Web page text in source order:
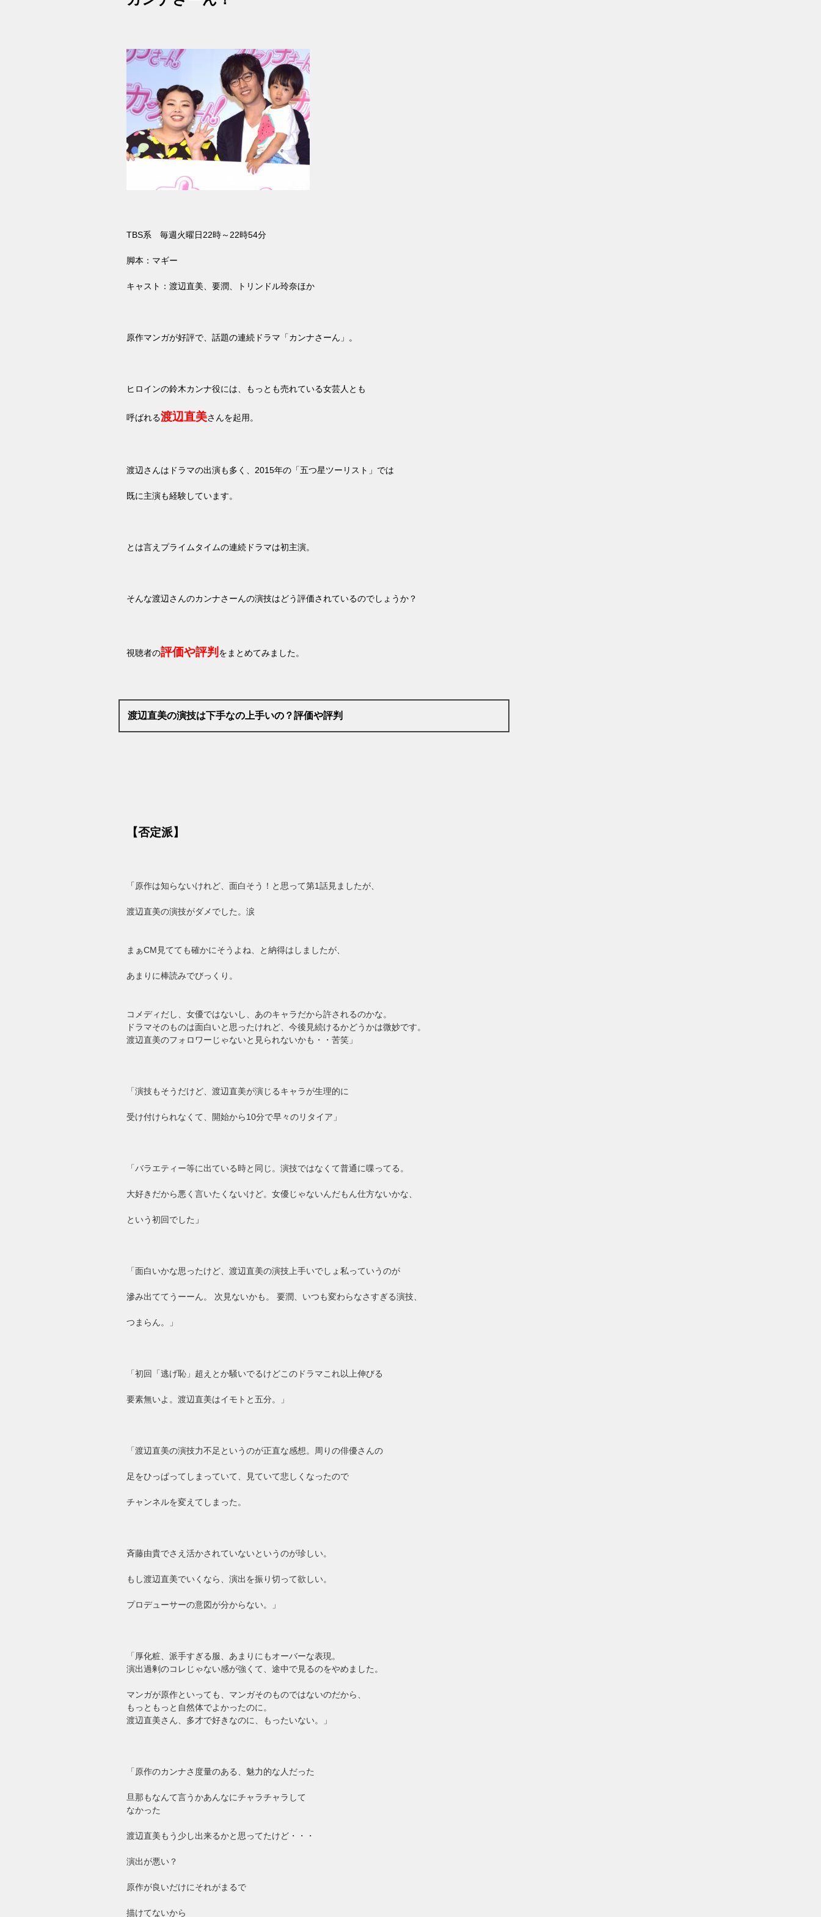
TBS系 毎週火曜日22時～ 22時54分
脚本：マギー
キャスト：渡辺直美、要潤、トリンドル玲奈ほか
原作マンガが好評で、話題の連続ドラマ「カンナさーん」。
ヒロインの鈴木カンナ役には、もっとも売れている女芸人とも
呼ばれる渡辺直美さんを起用。
渡辺さんはドラマの出演も多く、 2015年の「五つ星ツーリスト」では
既に主演も経験しています。
とは言えプライムタイムの連続ドラマは初主演。
そんな渡辺さんのカンナさーんの演技はどう評価されているのでしょうか？
視聴者の評価や評判 をまとめてみました。
渡辺直美の演技は下手なの上手いの？評価や評判
【否定派】
「原作は知らないけれど、面白そう！と思って第1話見ましたが、
渡辺直美の演技がダメでした。涙
まぁCM 見てても確かにそうよね、と納得はしましたが、
あまりに棒読みでびっくり。
コメディだし、女優ではないし、あのキャラだから許されるのかな。
ドラマそのものは面白いと思ったけれど、今後見続けるかどうかは微妙です。
渡辺直美のフォロワーじゃないと見られないかも・・苦笑」
「演技もそうだけど、渡辺直美が演じるキャラが生理的に
受け付けられなくて、開始から10分で早々のリタイア」
「バラエティー等に出ている時と同じ。演技ではなくて普通に喋ってる。
大好きだから悪く言いたくないけど。女優じゃないんだもん仕方ないかな、
という初回でした 」
「面白いかな思ったけど、渡辺直美の演技上手いでしょ私っていうのが
滲み出ててうーーん。 次見ないかも。 要潤、いつも変わらなさすぎる演技、
つまらん。」
「初回「逃げ恥」超えとか騒いでるけどこのドラマこれ以上伸びる
要素無いよ。渡辺直美はイモトと五分。」
「渡辺直美の演技力不足というのが正直な感想。周りの俳優さんの
足をひっぱってしまっていて、見ていて悲しくなったので
チャンネルを変えてしまった。
斉藤由貴でさえ活かされていないというのが珍しい。
もし渡辺直美でいくなら、演出を振り切って欲しい。
プロデューサーの意図が分からない。」
「厚化粧、派手すぎる服、あまりにもオーバーな表現。
演出過剰のコレじゃない感が強くて、途中で見るのをやめました。
マンガが原作といっても、マンガそのものではないのだから、
もっともっと自然体でよかったのに。
渡辺直美さん、多才で好きなのに、もったいない。」
「原作のカンナさ度量のある、魅力的な人だった
旦那もなんて言うかあんなにチャラチャラして
なかった
渡辺直美もう少し出来るかと思ってたけど・・・
演出が悪い？
原作が良いだけにそれがまるで
描けてないから